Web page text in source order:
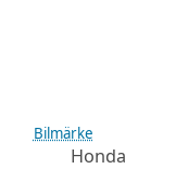
Bilmärke
Honda